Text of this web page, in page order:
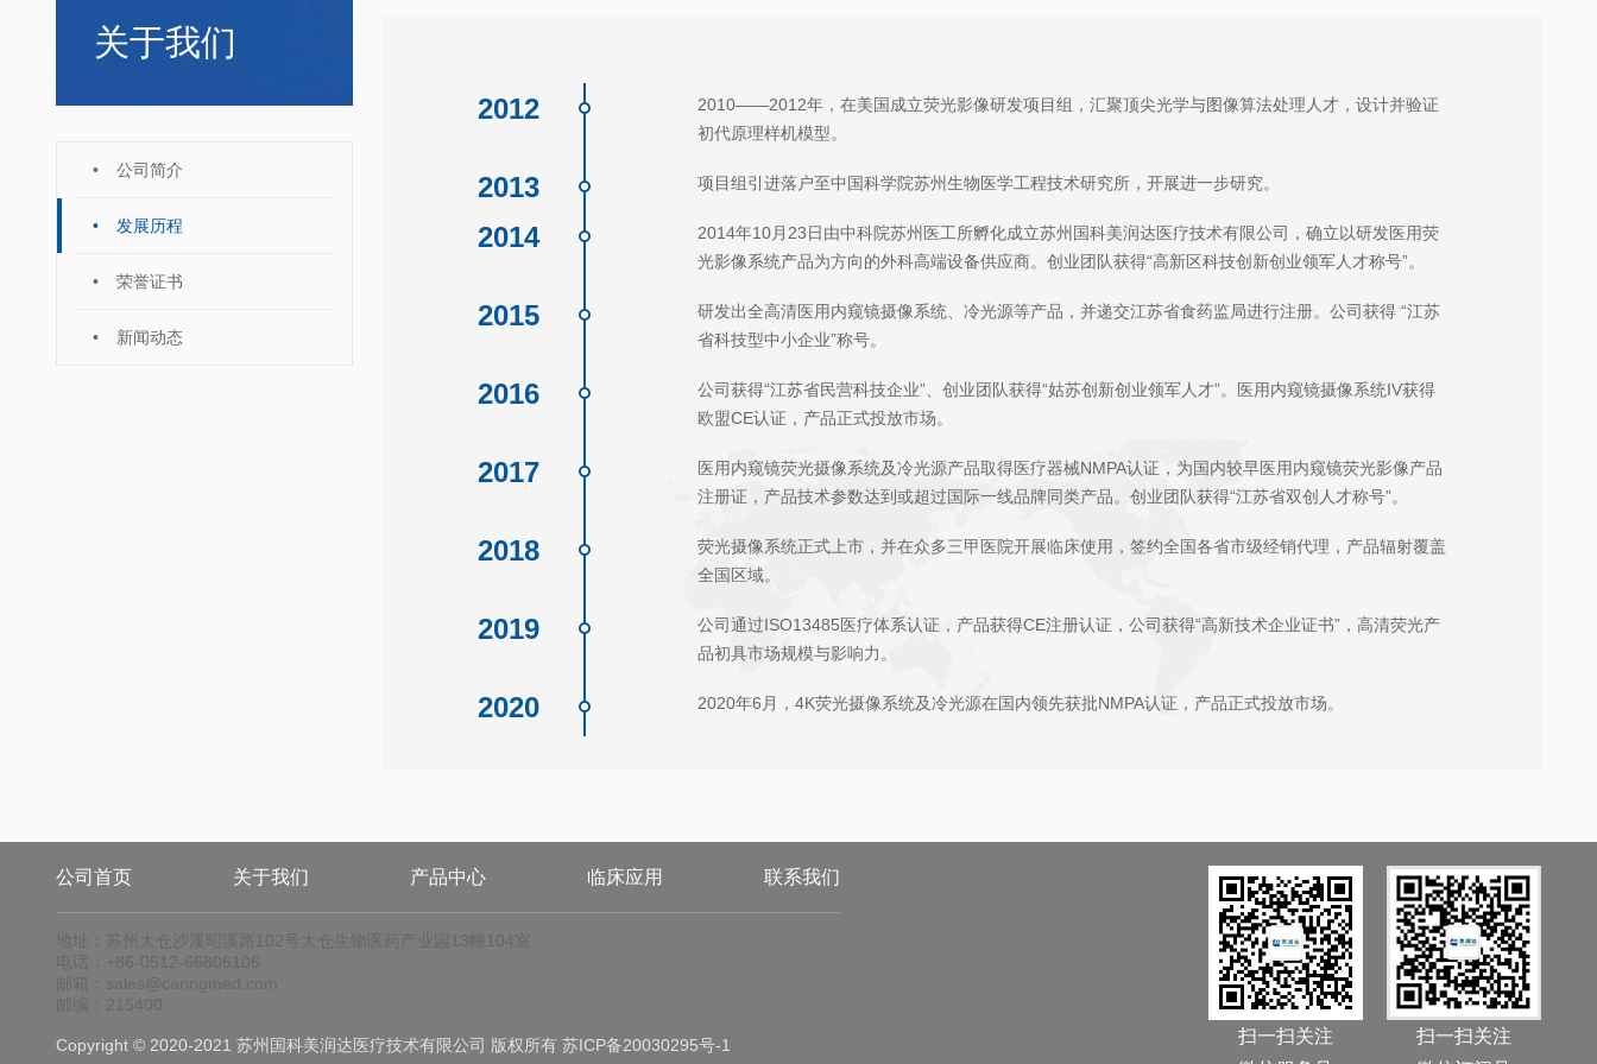
关于我们
• 公司简介
• 发展历程
• 荣誉证书
• 新闻动态
2012
2010——2012年，在美国成立荧光影像研发项目组，汇聚顶尖光学与图像算法处理人才，设计并验证
初代原理样机模型。
2013 项目组引进落户至中国科学院苏州生物医学工程技术研究所，开展进一步研究。
2014
2014年10月23日由中科院苏州医工所孵化成立苏州国科美润达医疗技术有限公司，确立以研发医用荧
光影像系统产品为方向的外科高端设备供应商。创业团队获得“高新区科技创新创业领军人才称号”。
2015
研发出全高清医用内窥镜摄像系统、冷光源等产品，并递交江苏省食药监局进行注册。公司获得 “江苏
省科技型中小企业”称号。
2016
公司获得“江苏省民营科技企业”、创业团队获得“姑苏创新创业领军人才”。医用内窥镜摄像系统IV获得
欧盟CE认证，产品正式投放市场。
2017
医用内窥镜荧光摄像系统及冷光源产品取得医疗器械NMPA认证，为国内较早医用内窥镜荧光影像产品
注册证，产品技术参数达到或超过国际一线品牌同类产品。创业团队获得“江苏省双创人才称号”。
2018
荧光摄像系统正式上市，并在众多三甲医院开展临床使用，签约全国各省市级经销代理，产品辐射覆盖
全国区域。
2019
公司通过ISO13485医疗体系认证，产品获得CE注册认证，公司获得“高新技术企业证书”，高清荧光产
品初具市场规模与影响力。
2020 2020年6月，4K荧光摄像系统及冷光源在国内领先获批NMPA认证，产品正式投放市场。
公司首页 关于我们 产品中心 临床应用 联系我们
Copyright © 2020-2021 苏州国科美润达医疗技术有限公司 版权所有 苏ICP备20030295号-1
扫一扫关注
扫一扫关注